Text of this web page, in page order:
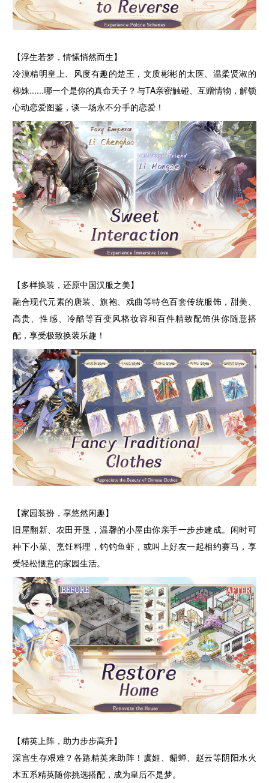
【浮生若梦，情愫悄然而生】
冷漠精明皇上、风度有趣的楚王，文质彬彬的太医、温柔贤淑的
柳姝......哪一个是你的真命天子？与TA亲密触碰、互赠情物，解锁
心动恋爱图鉴，谈一场永不分手的恋爱！
【多样换装，还原中国汉服之美】
融合现代元素的唐装、旗袍、戏曲等特色百套传统服饰，甜美、
高贵、性感、冷酷等百变风格妆容和百件精致配饰供你随意搭
配，享受极致换装乐趣！
【家园装扮，享悠然闲趣】
旧屋翻新、农田开垦，温馨的小屋由你亲手一步步建成。闲时可
种下小菜、烹饪料理，钓钓鱼虾，或叫上好友一起相约赛马，享
受轻松惬意的家园生活。
【精英上阵，助力步步高升】
深宫生存艰难？各路精英来助阵！虞姬、貂蝉、赵云等阴阳水火
木五系精英随你挑选搭配，成为皇后不是梦。